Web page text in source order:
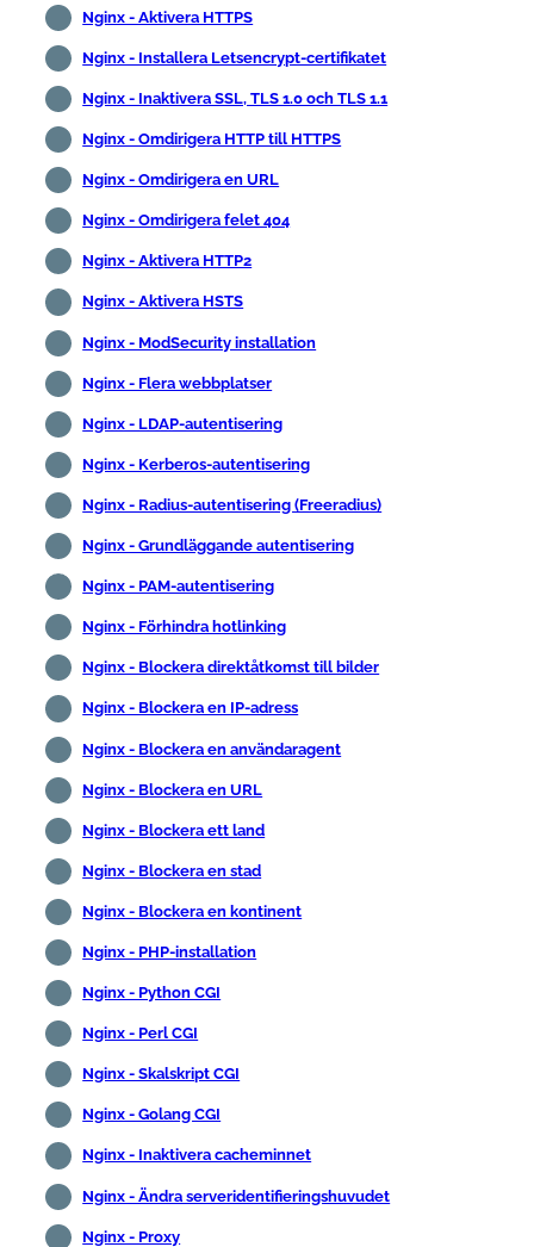
Nginx - Aktivera HTTPS
Nginx - Installera Letsencrypt-certifikatet
Nginx - Inaktivera SSL, TLS 1.0 och TLS 1.1
Nginx - Omdirigera HTTP till HTTPS
Nginx - Omdirigera en URL
Nginx - Omdirigera felet 404
Nginx - Aktivera HTTP2
Nginx - Aktivera HSTS
Nginx - ModSecurity installation
Nginx - Flera webbplatser
Nginx - LDAP-autentisering
Nginx - Kerberos-autentisering
Nginx - Radius-autentisering (Freeradius)
Nginx - Grundläggande autentisering
Nginx - PAM-autentisering
Nginx - Förhindra hotlinking
Nginx - Blockera direktåtkomst till bilder
Nginx - Blockera en IP-adress
Nginx - Blockera en användaragent
Nginx - Blockera en URL
Nginx - Blockera ett land
Nginx - Blockera en stad
Nginx - Blockera en kontinent
Nginx - PHP-installation
Nginx - Python CGI
Nginx - Perl CGI
Nginx - Skalskript CGI
Nginx - Golang CGI
Nginx - Inaktivera cacheminnet
Nginx - Ändra serveridentifieringshuvudet
Nginx - Proxy